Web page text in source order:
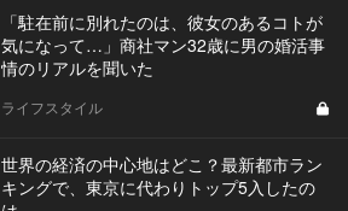
「駐在前に別れたのは、彼女のあるコトが
気になって…」商社マン32歳に男の婚活事
情のリアルを聞いた
ライフスタイル
世界の経済の中心地はどこ？最新都市ラン
キングで、東京に代わりトップ5入したの